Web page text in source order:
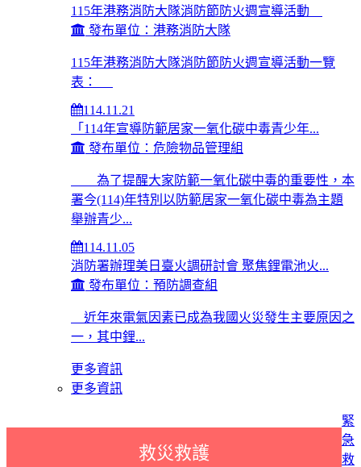
115年港務消防大隊消防節防火週宣導活動
發布單位：港務消防大隊
115年港務消防大隊消防節防火週宣導活動一覽
表：
114.11.21
「114年宣導防範居家一氧化碳中毒青少年...
發布單位：危險物品管理組
為了提醒大家防範一氧化碳中毒的重要性，本
署今(114)年特別以防範居家一氧化碳中毒為主題
舉辦青少...
114.11.05
消防署辦理美日臺火調研討會 聚焦鋰電池火...
發布單位：預防調查組
近年來電氣因素已成為我國火災發生主要原因之
一，其中鋰...
更多資訊
更多資訊
救災救護
緊
急
救